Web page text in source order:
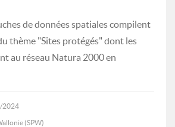
de données spatiales compilent
thème "Sites protégés" dont les
au réseau Natura 2000 en
2024
(SPW)